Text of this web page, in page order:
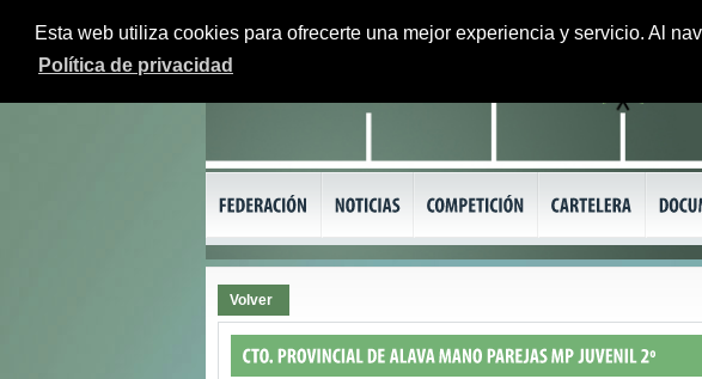
Esta web utiliza cookies para ofrecerte una mejor experiencia y servicio. Al
Política de privacidad
Volver